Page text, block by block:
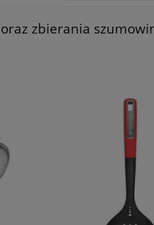
zbierania